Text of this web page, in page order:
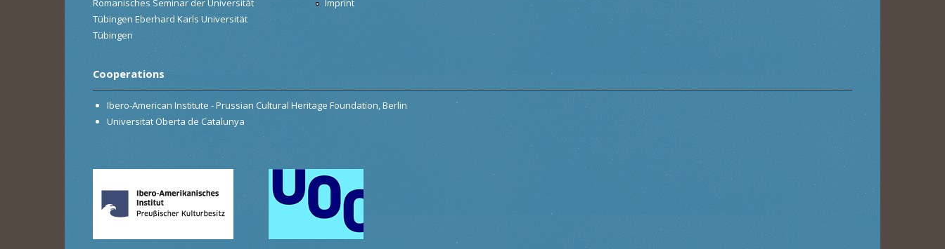
Romanisches Seminar der Universität
Tübingen Eberhard Karls Universität
Tübingen
Imprint
Cooperations
Ibero-American Institute - Prussian Cultural Heritage Foundation, Berlin
Universitat Oberta de Catalunya